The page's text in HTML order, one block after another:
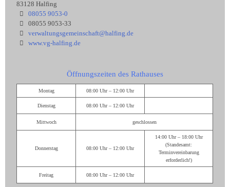
83128 Halfing
08055 9053-0
08055 9053-33
verwaltungsgemeinschaft@halfing.de
www.vg-halfing.de
Öffnungszeiten des Rathauses
Montag 08:00 Uhr – 12:00 Uhr
Dienstag 08:00 Uhr – 12:00 Uhr
Mittwoch geschlossen
Donnerstag 08:00 Uhr – 12:00 Uhr
14:00 Uhr – 18:00 Uhr
(Standesamt:
Terminvereinbarung
erforderlich!)
Freitag 08:00 Uhr – 12:00 Uhr